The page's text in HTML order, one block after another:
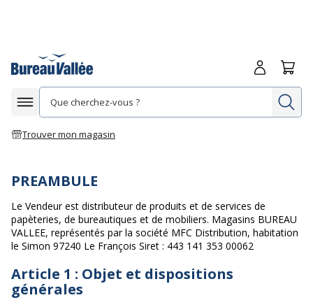
Afficher la navigation
Trouver mon magasin
Me
PREAMBULE
Le Vendeur est distributeur de produits et de services de
papèteries, de bureautiques et de mobiliers. Magasins BUREAU
VALLEE, représentés par la société MFC Distribution, habitation
le Simon 97240 Le François Siret : 443 141 353 00062
Article 1 : Objet et dispositions
générales